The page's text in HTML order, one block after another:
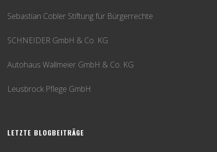
Sebastian Cobler Stiftung für Bürgerrechte
SCHNEIDER GmbH & Co. KG
Autohaus Wallmeier GmbH & Co. KG
Leusbrock Pflege GmbH
LETZTE BLOGBEITRÄGE